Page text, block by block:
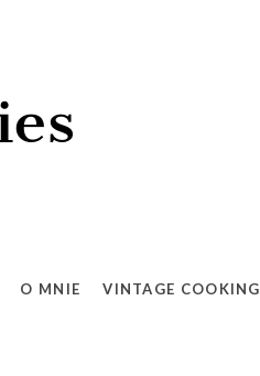
O MNIE VINTAGE COOKING